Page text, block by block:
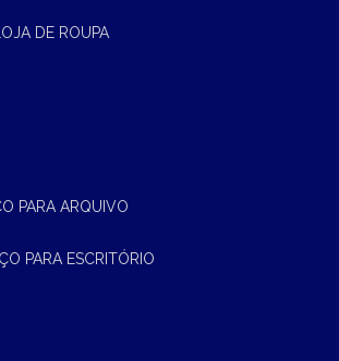
DE ROUPA
PARA ARQUIVO
PARA ESCRITÓRIO